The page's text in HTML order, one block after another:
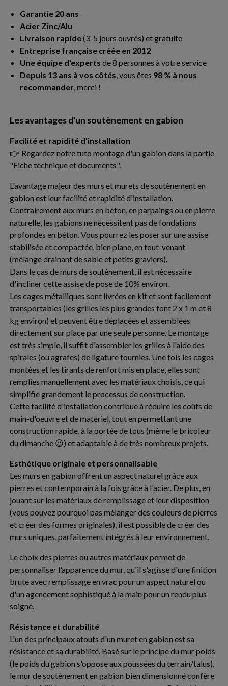
Garantie 20 ans
Acier Zinc/Alu
Livraison rapide(3-5 jours ouvrés) et gratuite
Entreprise française créée en 2012
Une équipe d'experts de 8 personnes à votre service
Depuis 13 ans à vos côtés , vous êtes 98 % à nous
recommander , merci !
Les avantages d'un soutènement en gabion
Facilité et rapidité d'installation
👉 Regardez notre tuto montage d'un gabion dans la partie
"Fiche technique et documents".
L'avantage majeur des murs et murets de soutènement en
gabion est leur facilité et rapidité d'installation.
Contrairement aux murs en béton, en parpaings ou en pierre
naturelle, les gabions ne nécessitent pas de fondations
profondes en béton. Vous pourrez les poser sur une assise
stabilisée et compactée, bien plane, en tout-venant
(mélange drainant de sable et petits graviers).
Dans le cas de murs de soutènement, il est nécessaire
d'incliner cette assise de pose de 10% environ.
Les cages métalliques sont livrées en kit et sont facilement
transportables (les grilles les plus grandes font 2 x 1 m et 8
kg environ) et peuvent être déplacées et assemblées
directement sur place par une seule personne. Le montage
est très simple, il suffit d'assembler les grilles à l'aide des
spirales (ou agrafes) de ligature fournies. Une fois les cages
montées et les tirants de renfort mis en place, elles sont
remplies manuellement avec les matériaux choisis, ce qui
simplifie grandement le processus de construction.
Cette facilité d'installation contribue à réduire les coûts de
main-d'oeuvre et de matériel, tout en permettant une
construction rapide, à la portée de tous (même le bricoleur
du dimanche 😉) et adaptable à de très nombreux projets.
Esthétique originale et personnalisable
Les murs en gabion offrent un aspect naturel grâce aux
pierres et contemporain à la fois grâce à l'acier. De plus, en
jouant sur les matériaux de remplissage et leur disposition
(vous pouvez pourquoi pas mélanger des couleurs de pierres
et créer des formes originales), il est possible de créer des
murs uniques, parfaitement intégrés à leur environnement.
Le choix des pierres ou autres matériaux permet de
personnaliser l'apparence du mur, qu'il s'agisse d'une finition
brute avec remplissage en vrac pour un aspect naturel ou
d'un agencement sophistiqué à la main pour un rendu plus
soigné.
Résistance et durabilité
L'un des principaux atouts d'un muret en gabion est sa
résistance et sa durabilité. Basé sur le principe du mur poids
(le poids du gabion s'oppose aux poussées du terrain/talus),
le mur de soutènement en gabion bien dimensionné confère